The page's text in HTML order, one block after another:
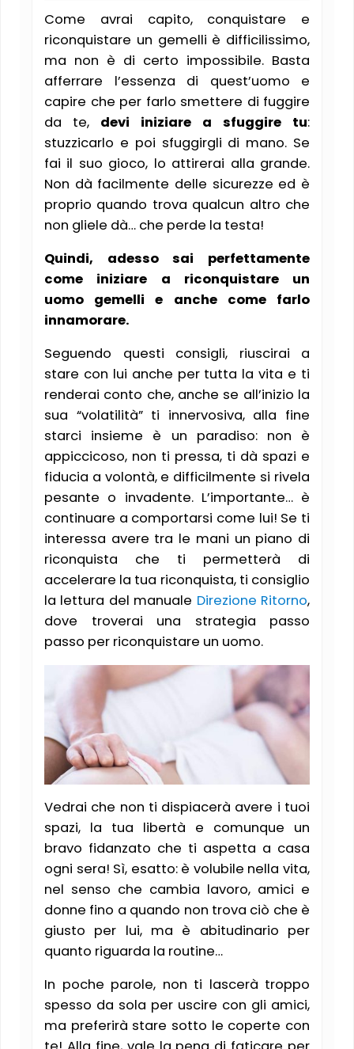
Come avrai capito, conquistare e
riconquistare un gemelli è difficilissimo,
ma non è di certo impossibile. Basta
afferrare l’essenza di quest’uomo e
capire che per farlo smettere di fuggire
da te, devi iniziare a sfuggire tu:
stuzzicarlo e poi sfuggirgli di mano. Se
fai il suo gioco, lo attirerai alla grande.
Non dà facilmente delle sicurezze ed è
proprio quando trova qualcun altro che
non gliele dà… che perde la testa!
Quindi, adesso sai perfettamente
come iniziare a riconquistare un
uomo gemelli e anche come farlo
innamorare.
Seguendo questi consigli, riuscirai a
stare con lui anche per tutta la vita e ti
renderai conto che, anche se all’inizio la
sua “volatilità” ti innervosiva, alla fine
starci insieme è un paradiso: non è
appiccicoso, non ti pressa, ti dà spazi e
fiducia a volontà, e difficilmente si rivela
pesante o invadente. L’importante… è
continuare a comportarsi come lui! Se ti
interessa avere tra le mani un piano di
riconquista che ti permetterà di
accelerare la tua riconquista, ti consiglio
la lettura del manuale Direzione Ritorno,
dove troverai una strategia passo
passo per riconquistare un uomo.
Vedrai che non ti dispiacerà avere i tuoi
spazi, la tua libertà e comunque un
bravo fidanzato che ti aspetta a casa
ogni sera! Sì, esatto: è volubile nella vita,
nel senso che cambia lavoro, amici e
donne fino a quando non trova ciò che è
giusto per lui, ma è abitudinario per
quanto riguarda la routine…
In poche parole, non ti lascerà troppo
spesso da sola per uscire con gli amici,
ma preferirà stare sotto le coperte con